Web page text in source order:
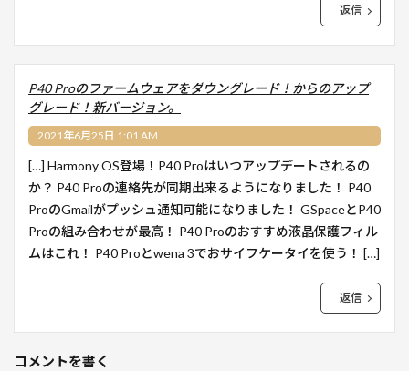
返信
P40 Proのファームウェアをダウングレード！からのアップ
グレード！新バージョン。
2021年6月25日 1:01 AM
[…] Harmony OS登場！P40 Proはいつアップデートされるの
か？ P40 Proの連絡先が同期出来るようになりました！ P40
ProのGmailがプッシュ通知可能になりました！ GSpaceとP40
Proの組み合わせが最高！ P40 Proのおすすめ液晶保護フィル
ムはこれ！ P40 Proとwena 3でおサイフケータイを使う！ […]
返信
コメントを書く